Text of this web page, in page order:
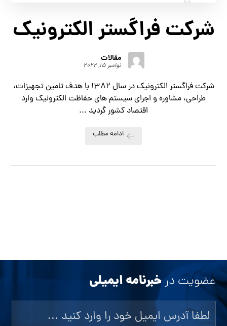
شرکت فراگستر الکترونیک
مقالات
نوامبر ۱۵, ۲۰۲۲
شرکت فراگستر الکترونیک در سال 1382 با هدف تامین تجهیزات،
طراحی، مشاوره و اجرای سیستم های حفاظت الکترونیک وارد
اقتصاد کشور گردید ...
ادامه مطلب
عضویت درخبرنامه ایمیلی